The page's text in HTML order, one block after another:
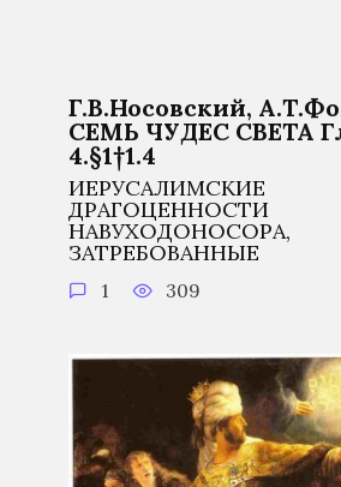
Г.В.Носовский,
СЕМЬ ЧУДЕС СВЕТА
4.§1†1.4
ИЕРУСАЛИМСКИЕ
ДРАГОЦЕННОСТИ
НАВУХОДОНОСОРА,
ЗАТРЕБОВАННЫЕ
1 309